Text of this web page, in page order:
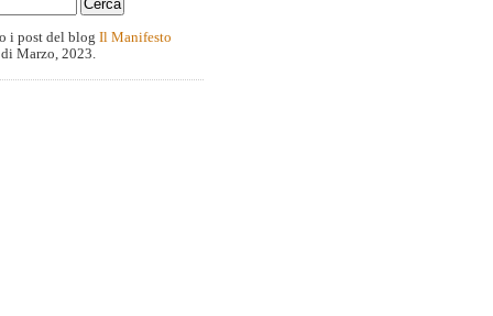
i post del blog Il Manifesto
Marzo, 2023.